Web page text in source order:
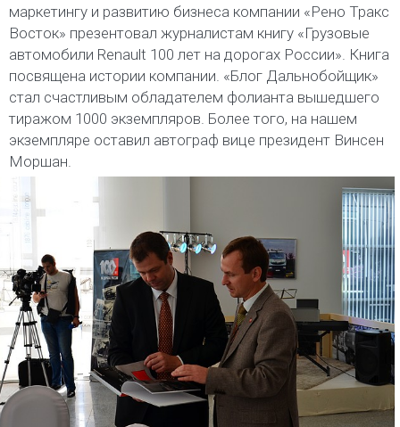
маркетингу и развитию бизнеса компании «Рено Тракс
Восток» презентовал журналистам книгу «Грузовые
автомобили Renault 100 лет на дорогах России». Книга
посвящена истории компании. «Блог Дальнобойщик»
стал счастливым обладателем фолианта вышедшего
тиражом 1000 экземпляров. Более того, на нашем
экземпляре оставил автограф вице президент Винсен
Моршан.